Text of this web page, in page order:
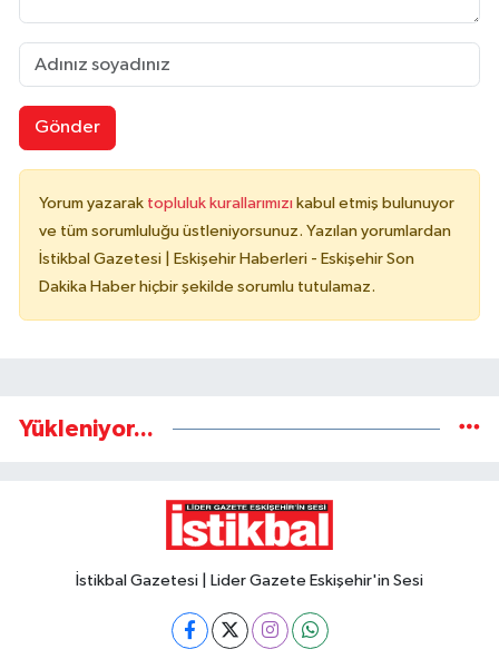
Gönder
Yorum yazarak topluluk kurallarımızı kabul etmiş bulunuyor
ve tüm sorumluluğu üstleniyorsunuz. Yazılan yorumlardan
İstikbal Gazetesi | Eskişehir Haberleri - Eskişehir Son
Dakika Haber hiçbir şekilde sorumlu tutulamaz.
Yükleniyor...
İstikbal Gazetesi | Lider Gazete Eskişehir'in Sesi